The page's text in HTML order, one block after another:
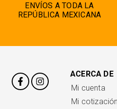
ENVÍOS A TODA LA
REPÚBLICA MEXICANA
ACERCA DE
Mi cuenta
Mi cotización